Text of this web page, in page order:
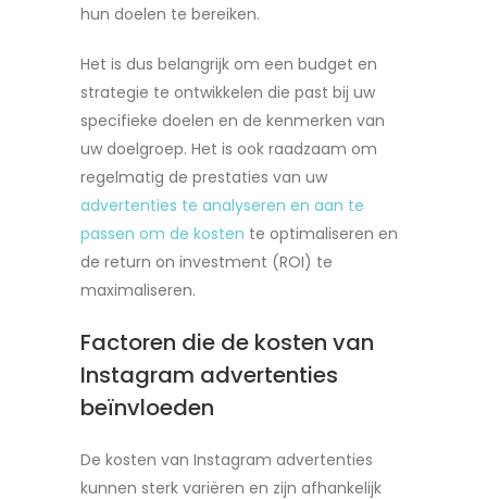
hun doelen te bereiken.
Het is dus belangrijk om een budget en
strategie te ontwikkelen die past bij uw
specifieke doelen en de kenmerken van
uw doelgroep. Het is ook raadzaam om
regelmatig de prestaties van uw
advertenties te analyseren en aan te
passen om de kosten te optimaliseren en
de return on investment (ROI) te
maximaliseren.
Factoren die de kosten van
Instagram advertenties
beïnvloeden
De kosten van Instagram advertenties
kunnen sterk variëren en zijn afhankelijk